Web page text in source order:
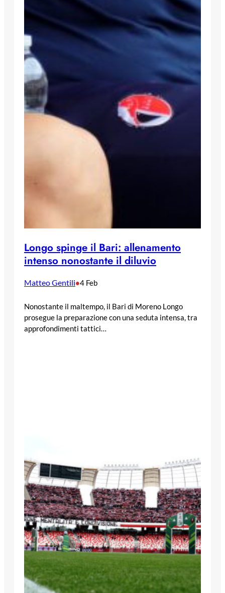
Longo spinge il Bari: allenamento
intenso nonostante il diluvio
Matteo Gentili•4 Feb
Nonostante il maltempo, il Bari di Moreno Longo
prosegue la preparazione con una seduta intensa, tra
approfondimenti tattici…